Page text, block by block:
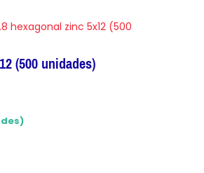
hexagonal zinc 5x12 (500
(500 unidades)